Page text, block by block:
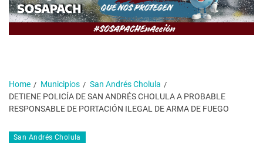
Home Municipios
San Andrés Cholula
DETIENE POLICÍA DE SAN ANDRÉS CHOLULA A PROBABLE
RESPONSABLE DE PORTACIÓN ILEGAL DE ARMA DE FUEGO
San Andrés Cholula